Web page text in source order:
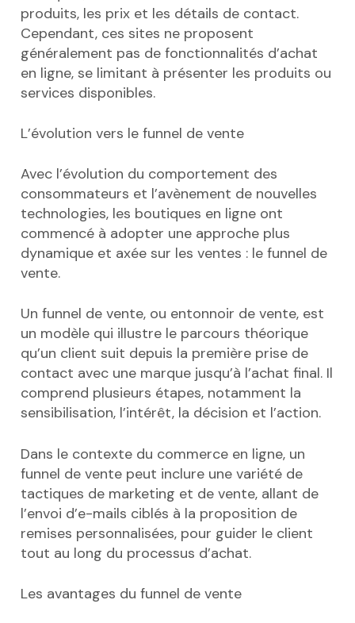
produits, les prix et les détails de contact.
Cependant, ces sites ne proposent
généralement pas de fonctionnalités d’achat
en ligne, se limitant à présenter les produits ou
services disponibles.
L’évolution vers le funnel de vente
Avec l’évolution du comportement des
consommateurs et l’avènement de nouvelles
technologies, les boutiques en ligne ont
commencé à adopter une approche plus
dynamique et axée sur les ventes : le funnel de
vente.
Un funnel de vente, ou entonnoir de vente, est
un modèle qui illustre le parcours théorique
qu’un client suit depuis la première prise de
contact avec une marque jusqu’à l’achat final. Il
comprend plusieurs étapes, notamment la
sensibilisation, l’intérêt, la décision et l’action.
Dans le contexte du commerce en ligne, un
funnel de vente peut inclure une variété de
tactiques de marketing et de vente, allant de
l’envoi d’e-mails ciblés à la proposition de
remises personnalisées, pour guider le client
tout au long du processus d’achat.
Les avantages du funnel de vente